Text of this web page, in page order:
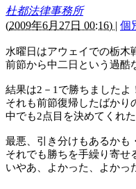
杜都法律事務所
(2009年6月27日 00:16) | 個
水曜日はアウェイでの栃木
前節から中二日という過酷
結果は2 － 1 で勝ちましたよ
それも前節復帰したばかり
中でも2点目を決めてくれ
最悪、引き分けもあるかも
それでも勝ちを手繰り寄せ
いやあ、よかった、よかっ